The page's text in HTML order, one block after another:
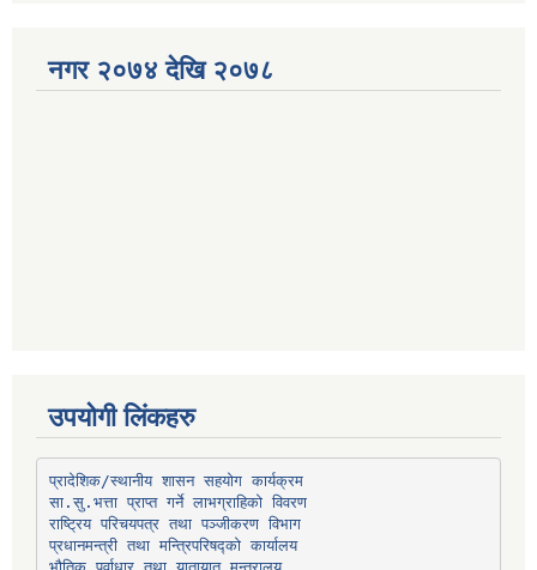
नगर २०७४ देखि २०७८
उपयोगी लिंकहरु
प्रादेशिक/स्थानीय शासन सहयोग कार्यक्रम
सा.सु.भत्ता प्राप्त गर्ने लाभग्राहिको विवरण
राष्ट्रिय परिचयपत्र तथा पञ्‍जीकरण विभाग
प्रधानमन्त्री तथा मन्त्रिपरिषद्को कार्यालय